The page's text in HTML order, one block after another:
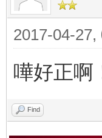
2017-04-27,
嘩好正啊
Find